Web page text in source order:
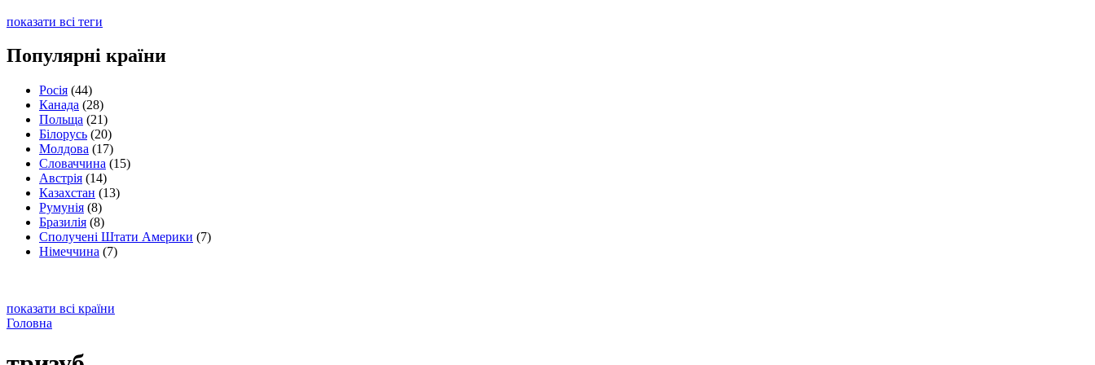
показати всі теги
Популярні країни
Росія (44)
Канада (28)
Польща (21)
Білорусь (20)
Молдова (17)
Словаччина (15)
Австрія (14)
Казахстан (13)
Румунія (8)
Бразилія (8)
Сполучені Штати Америки (7)
Німеччина (7)
показати всі країни
Головна